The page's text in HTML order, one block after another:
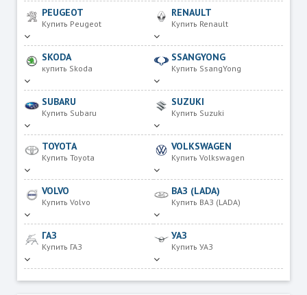
PEUGEOT
Купить Peugeot
RENAULT
Купить Renault
SKODA
купить Skoda
SSANGYONG
Купить SsangYong
SUBARU
Купить Subaru
SUZUKI
Купить Suzuki
TOYOTA
Купить Toyota
VOLKSWAGEN
Купить Volkswagen
VOLVO
Купить Volvo
ВАЗ (LADA)
Купить ВАЗ (LADA)
ГАЗ
Купить ГАЗ
УАЗ
Купить УАЗ